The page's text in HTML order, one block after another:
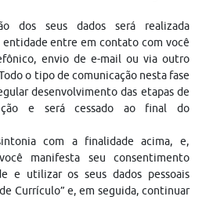
dos seus dados será realizada
entidade entre em contato com você
envio de e-mail ou via outro
o tipo de comunicação nesta fase
desenvolvimento das etapas de
e será cessado ao final do
com a finalidade acima, e,
manifesta seu consentimento
e utilizar os seus dados pessoais
Currículo” e, em seguida, continuar